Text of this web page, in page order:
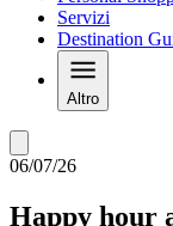
Servizi
Destination
Altro
06/07/26
Happy hour